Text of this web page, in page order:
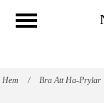
Hem / Bra Att Ha-Prylar